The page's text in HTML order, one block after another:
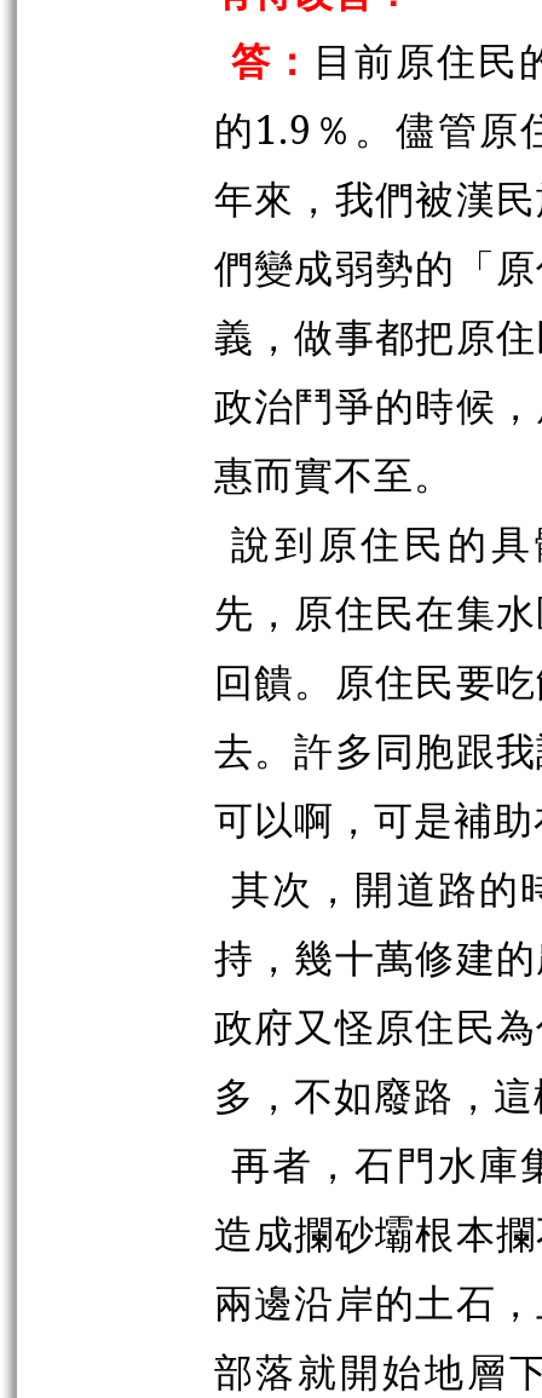
答： 目前原住民
的1.9％。儘管原
年來，我們被漢
們變成弱勢的「
義，做事都把原
政治鬥爭的時候
惠而實不至。
說到原住民的
先，原住民在集
回饋。原住民要
去。許多同胞跟
可以啊，可是補
其次，開道路的
持，幾十萬修建
政府又怪原住民
多，不如廢路，
再者，石門水庫
造成攔砂壩根本
兩邊沿岸的土石
部落就開始地層